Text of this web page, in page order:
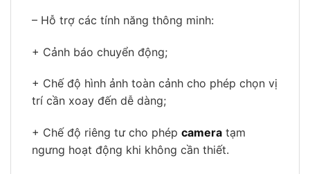
– Hỗ trợ các tính năng thông minh:
+ Cảnh báo chuyển động;
+ Chế độ hình ảnh toàn cảnh cho phép chọn vị
trí cần xoay đến dễ dàng;
+ Chế độ riêng tư cho phép camera tạm
ngưng hoạt động khi không cần thiết.